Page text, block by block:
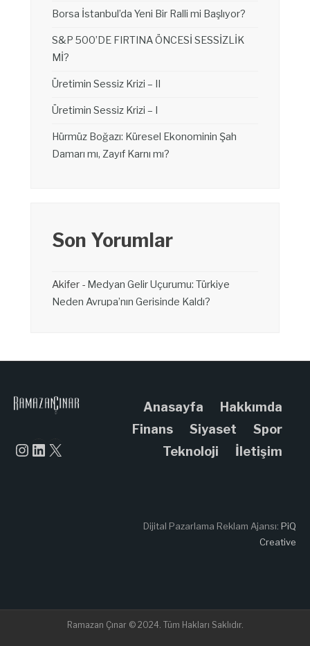
Borsa İstanbul’da Yeni Bir Ralli mi Başlıyor?
S&P 500’DE FIRTINA ÖNCESİ SESSİZLİK
Mİ?
Üretimin Sessiz Krizi – II
Üretimin Sessiz Krizi – I
Hürmüz Boğazı: Küresel Ekonominin Şah
Damarı mı, Zayıf Karnı mı?
Son Yorumlar
Akifer - Medyan Gelir Uçurumu: Türkiye
Neden Avrupa’nın Gerisinde Kaldı?
Instagram
LinkedIn
X
Anasayfa
Hakkımda
Finans
Siyaset
Spor
Teknoloji
İletişim
Dijital Pazarlama Reklam Ajansı: PiQ
Creative
Ramazan Çınar © 2024. Tüm Hakları Saklıdır.